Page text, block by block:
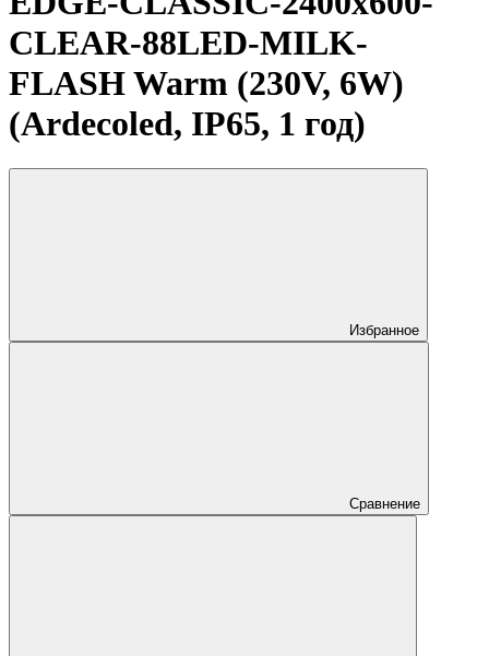
CLEAR-88LED-MILK-
FLASH Warm (230V, 6W)
(Ardecoled, IP65, 1 год)
Избранное
Сравнение